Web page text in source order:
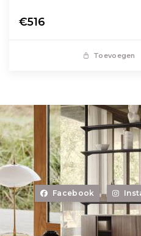
€516
Toevoegen
Facebook